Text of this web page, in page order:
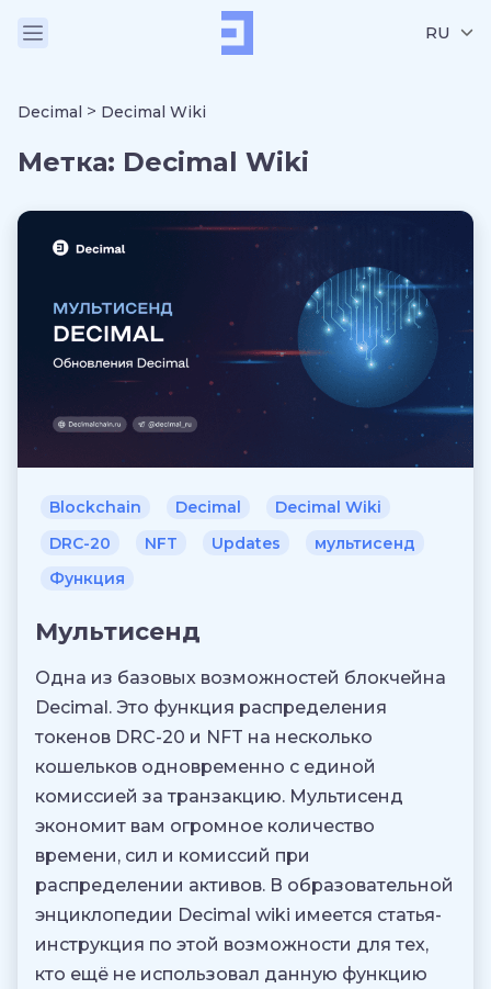
RU
Decimal > Decimal Wiki
Метка: Decimal Wiki
Blockchain Decimal
Decimal Wiki
DRC-20
NFT Updates
мультисенд
Функция
Мультисенд
Одна из базовых возможностей блокчейна
Decimal. Это функция распределения
токенов DRC-20 и NFT на несколько
кошельков одновременно с единой
комиссией за транзакцию. Мультисенд
экономит вам огромное количество
времени, сил и комиссий при
распределении активов. В образовательной
энциклопедии Decimal wiki имеется статья-
инструкция по этой возможности для тех,
кто ещё не использовал данную функцию